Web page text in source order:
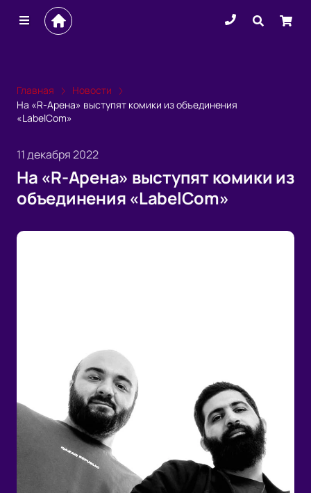
Главная
Новости
На «R-Арена» выступят комики из объединения
«LabelCom»
11 декабря 2022
На «R-Арена» выступят комики из
объединения «LabelCom»